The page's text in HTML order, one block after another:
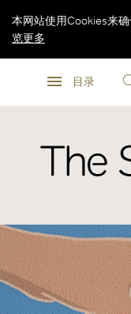
目录
本网站使用Cookies来
览更多
The